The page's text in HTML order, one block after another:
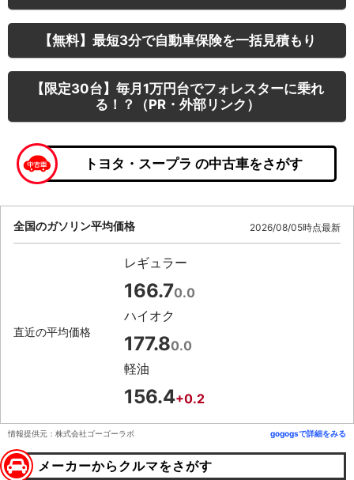
【無料】最短3分で自動車保険を一括見積もり
【限定30台】毎月1万円台でフォレスターに乗れ
る！？（PR・外部リンク）
トヨタ・スープラ の中古車をさがす
全国のガソリン平均価格 2026/08/05時点最新
直近の平均価格
レギュラー
166.70.0
ハイオク
177.80.0
軽油
156.4+0.2
情報提供元：株式会社ゴーゴーラボ gogogsで詳細をみる
メーカーからクルマをさがす